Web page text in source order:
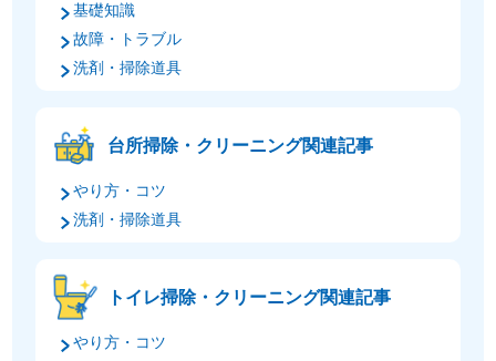
基礎知識
故障・トラブル
洗剤・掃除道具
台所掃除・クリーニング関連記事
やり方・コツ
洗剤・掃除道具
トイレ掃除・クリーニング関連記事
やり方・コツ